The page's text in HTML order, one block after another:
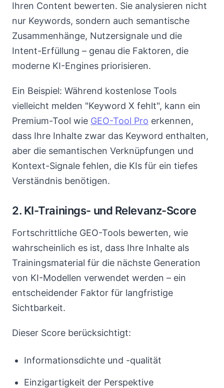
Ihren Content bewerten. Sie analysieren nicht
nur Keywords, sondern auch semantische
Zusammenhänge, Nutzersignale und die
Intent-Erfüllung – genau die Faktoren, die
moderne KI-Engines priorisieren.
Ein Beispiel: Während kostenlose Tools
vielleicht melden "Keyword X fehlt", kann ein
Premium-Tool wie GEO-Tool Pro erkennen,
dass Ihre Inhalte zwar das Keyword enthalten,
aber die semantischen Verknüpfungen und
Kontext-Signale fehlen, die KIs für ein tiefes
Verständnis benötigen.
2. KI-Trainings- und Relevanz-Score
Fortschrittliche GEO-Tools bewerten, wie
wahrscheinlich es ist, dass Ihre Inhalte als
Trainingsmaterial für die nächste Generation
von KI-Modellen verwendet werden – ein
entscheidender Faktor für langfristige
Sichtbarkeit.
Dieser Score berücksichtigt:
Informationsdichte und -qualität
Einzigartigkeit der Perspektive